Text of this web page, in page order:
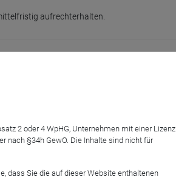
aufrechterhalten.
2 oder 4 WpHG, Unternehmen mit einer Lizenz
nach §34h GewO. Die Inhalte sind nicht für
dass Sie die auf dieser Website enthaltenen